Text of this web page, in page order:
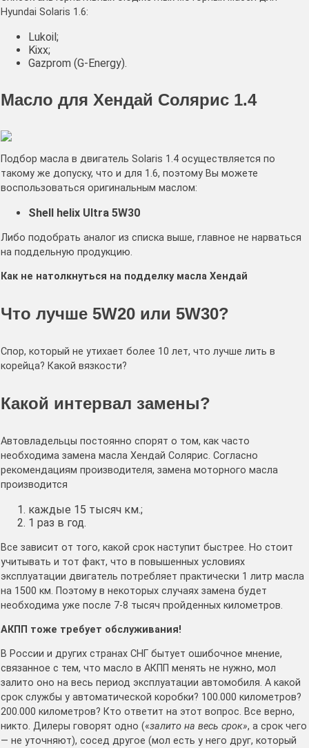
Hyundai Solaris 1.6:
Lukoil;
Kixx;
Gazprom (G-Energy).
Масло для Хендай Солярис 1.4
Подбор масла в двигатель Solaris 1.4 осуществляется по
такому же допуску, что и для 1.6, поэтому Вы можете
воспользоваться оригинальным маслом:
Shell helix Ultra 5W30
Либо подобрать аналог из списка выше, главное не нарваться
на поддельную продукцию.
Как не натолкнуться на подделку масла Хендай
Что лучше 5W20 или 5W30?
Спор, который не утихает более 10 лет, что лучше лить в
корейца? Какой вязкости?
Какой интервал замены?
Автовладельцы постоянно спорят о том, как часто
необходима замена масла Хендай Солярис. Согласно
рекомендациям производителя, замена моторного масла
производится
каждые 15 тысяч км.;
1 раз в год.
Все зависит от того, какой срок наступит быстрее. Но стоит
учитывать и тот факт, что в повышенных условиях
эксплуатации двигатель потребляет практически 1 литр масла
на 1500 км. Поэтому в некоторых случаях замена будет
необходима уже после 7-8 тысяч пройденных километров.
АКПП тоже требует обслуживания!
В России и других странах СНГ бытует ошибочное мнение,
связанное с тем, что масло в АКПП менять не нужно, мол
залито оно на весь период эксплуатации автомобиля. А какой
срок службы у автоматической коробки? 100.000 километров?
200.000 километров? Кто ответит на этот вопрос. Все верно,
никто. Дилеры говорят одно («залито на весь срок», а срок чего
— не уточняют), сосед другое (мол есть у него друг, который